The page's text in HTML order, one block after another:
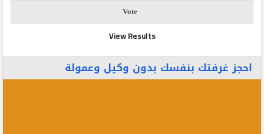
View Results
احجز غرفتك بنفسك بدون وكيل وعمولة